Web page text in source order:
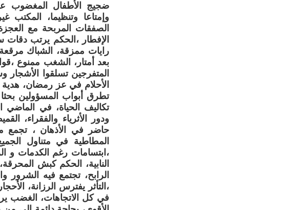
ضجيج الأطفال المغضوب
وإمتاعا وتنظيما،
الصفقات المربحة مع
الإفطار ،الحكم يرتب دقات
رايات ممزقة، الشباك
بعد أمتار، الشغب ممنوع
المتفرجين تسلقوا الأشجار
الأحلام في عز رمضان،
تطرق أبواب المسؤولين
تكاليف الحياة، في الماضي
ودور الأثرياء والفقراء،
حاضر في الأذهان ، تجمع
المطاطية في متناول
،ابتسامات رغم الكدمات و
النابية، الحكم كبش
الرابح، تجتمع فيه الشرور
،التأثر يفترس الرزانة،
في كل الاتجاهات، الغضب